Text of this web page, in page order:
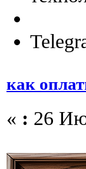
как
« : 26